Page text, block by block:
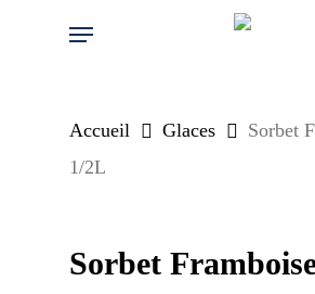
Menu
Accueil Glaces
Sorbet
1/2L
Sorbet